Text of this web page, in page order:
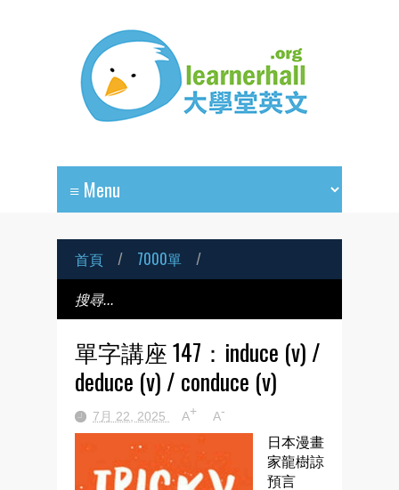
首頁 / 7000單 /
單字講座 147：induce (v) /
deduce (v) / conduce (v)
7月 22, 2025 A+ A-
日本漫畫
家龍樹諒
預言